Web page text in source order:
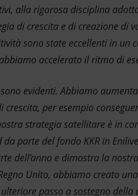
alla rigorosa disciplina
di crescita e di creazione di
sono state eccellenti in un
accelerato il ritmo di
evidenti. Abbiamo
per esempio
strategia satellitare è in
parte del fondo KKR in
dell’anno e dimostra la
Unito, abbiamo creato
passo a sostegno della